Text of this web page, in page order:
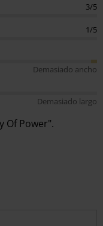
3/5
1/5
Demasiado ancho
Demasiado largo
Of Power".